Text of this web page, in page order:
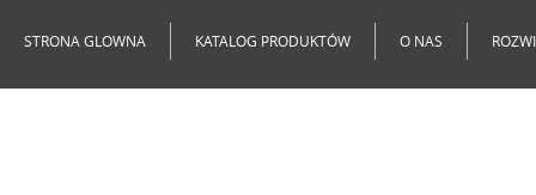
STRONA GLOWNA KATALOG PRODUKTÓW O NAS